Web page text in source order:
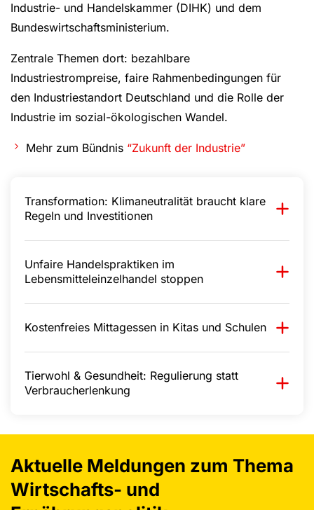
Industrie- und Handelskammer (DIHK) und dem
Bundeswirtschaftsministerium.
Zentrale Themen dort: bezahlbare
Industriestrompreise, faire Rahmenbedingungen für
den Industriestandort Deutschland und die Rolle der
Industrie im sozial-ökologischen Wandel.
Mehr zum Bündnis “Zukunft der Industrie”
Transformation: Klimaneutralität braucht klare
Regeln und Investitionen
Unfaire Handelspraktiken im
Lebensmitteleinzelhandel stoppen
Kostenfreies Mittagessen in Kitas und Schulen
Tierwohl & Gesundheit: Regulierung statt
Verbraucherlenkung
Aktuelle Meldungen zum Thema
Wirtschafts- und